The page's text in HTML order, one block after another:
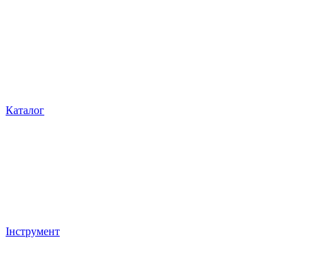
Каталог
Інструмент